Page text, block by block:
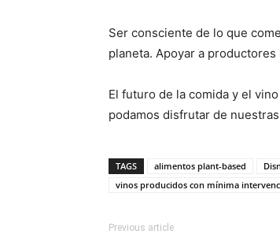
Ser consciente de lo que
planeta. Apoyar a
El futuro de la comida y el
podamos disfrutar de
TAGS alimentos plant-based
vinos producidos con mínima
Previous article